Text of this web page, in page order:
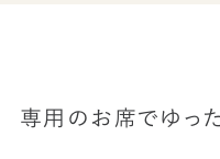
専用のお席でゆっ